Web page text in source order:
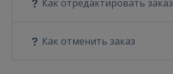
Как отредактировать заказ
Как отменить заказ